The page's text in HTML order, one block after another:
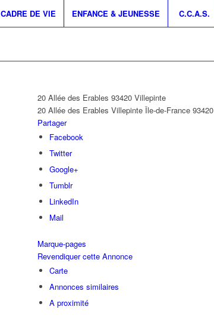
CADRE DE VIE ENFANCE & JEUNESSE C.C.A.S.
20 Allée des Erables 93420 Villepinte
20 Allée des Erables Villepinte Île-de-France 93420
Partager
Facebook
Twitter
Google+
Tumblr
LinkedIn
Mail
Marque-pages
Revendiquer cette Annonce
Carte
Annonces similaires
A proximité